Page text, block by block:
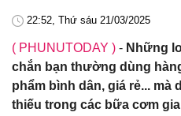
22:52, Thứ sáu 21/03/2025
( PHUNUTODAY ) - Những
chắn bạn thường dùng
phẩm bình dân, giá rẻ...
thiếu trong các bữa cơm